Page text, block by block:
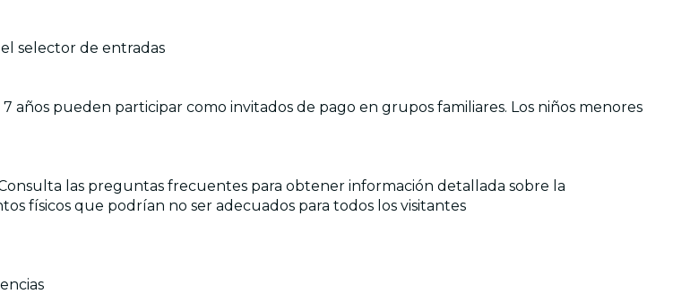
selector de entradas
años pueden participar como invitados de pago en grupos familiares. Los niños menores
Consulta las preguntas frecuentes para obtener información detallada sobre la
físicos que podrían no ser adecuados para todos los visitantes